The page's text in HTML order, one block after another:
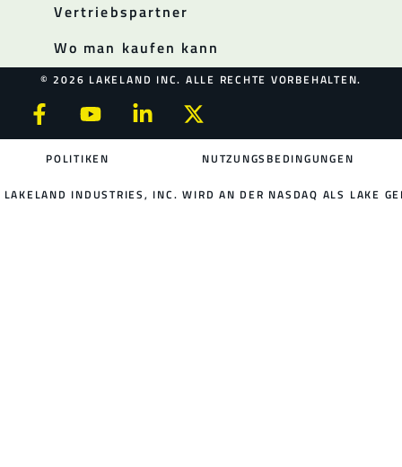
Vertriebspartner
Wo man kaufen kann
© 2026 LAKELAND INC. ALLE RECHTE VORBEHALTEN.
POLITIKEN NUTZUNGSBEDINGUNGEN
LAKELAND INDUSTRIES, INC. WIRD AN DER NASDAQ ALS LAKE